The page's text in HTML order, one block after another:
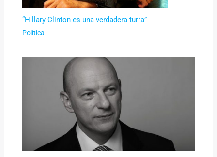
“Hillary Clinton es una verdadera turra”
Política